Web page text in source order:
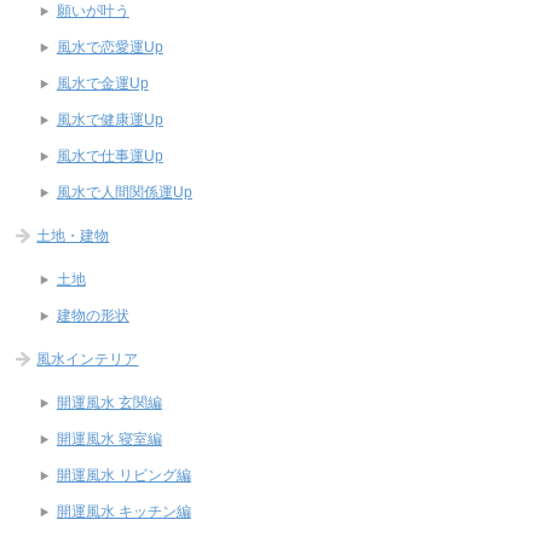
願いが叶う
風水で恋愛運Up
風水で金運Up
風水で健康運Up
風水で仕事運Up
風水で人間関係運Up
土地・建物
土地
建物の形状
風水インテリア
開運風水 玄関編
開運風水 寝室編
開運風水 リビング編
開運風水 キッチン編